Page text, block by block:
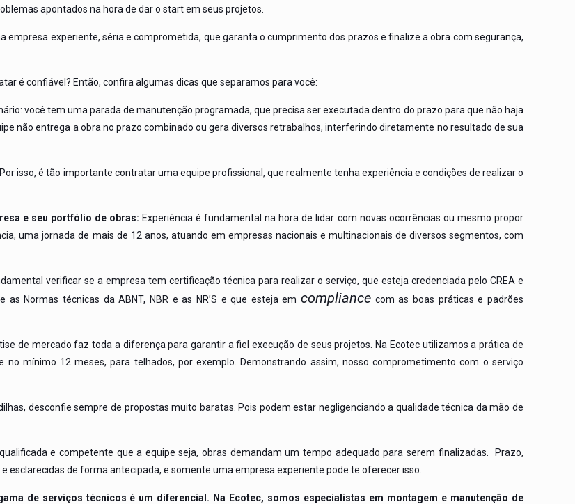
apontados na hora de dar o start em seus projetos.
experiente, séria e comprometida, que garanta o cumprimento dos prazos e finalize a obra com segurança,
é confiável? Então, confira algumas dicas que separamos para você:
você tem uma parada de manutenção programada, que precisa ser executada dentro do prazo para que não haja
não entrega a obra no prazo combinado ou gera diversos retrabalhos, interferindo diretamente no resultado de sua
isso, é tão importante contratar uma equipe profissional, que realmente tenha experiência e condições de realizar o
e seu portfólio de obras: Experiência é fundamental na hora de lidar com novas ocorrências ou mesmo propor
uma jornada de mais de 12 anos, atuando em empresas nacionais e multinacionais de diversos segmentos, com
verificar se a empresa tem certificação técnica para realizar o serviço, que esteja credenciada pelo CREA e
Normas técnicas da ABNT, NBR e as NR’S e que esteja emcompliance com as boas práticas e padrões
de mercado faz toda a diferença para garantir a fiel execução de seus projetos. Na Ecotec utilizamos a prática de
no mínimo 12 meses, para telhados, por exemplo. Demonstrando assim, nosso comprometimento com o serviço
desconfie sempre de propostas muito baratas. Pois podem estar negligenciando a qualidade técnica da mão de
e competente que a equipe seja, obras demandam um tempo adequado para serem finalizadas. Prazo,
esclarecidas de forma antecipada, e somente uma empresa experiente pode te oferecer isso.
de serviços técnicos é um diferencial. Na Ecotec, somos especialistas em montagem e manutenção de